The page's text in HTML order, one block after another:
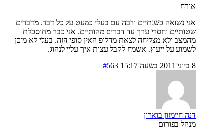
אורח
אני נשואה כשנתיים ורבה עם בעלי כמעט על כל דבר. מדברים
שטותיים וחסרי ערך עד דברים מהותיים. אני כבר מתוסכלת
מהמצב ולא מצליחה לצאת מהלופ האין סופי הזה. בעלי לא מוכן
לשמוע על ייעוץ. אשמח לקבל עצות איך עליי לנהוג.
8 ביוני 2011 בשעה 15:17
#563
דנה חיימזון בוארון
מנהל בפורום